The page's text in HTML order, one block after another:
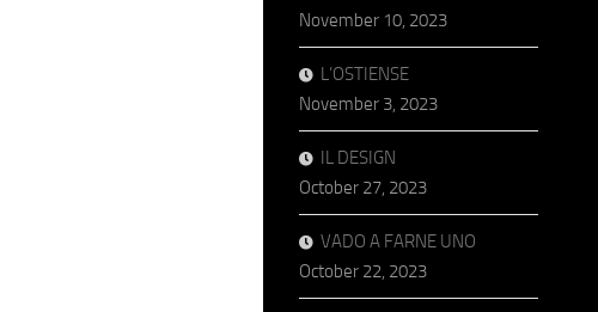
November 10, 2023
L’OSTIENSE
November 3, 2023
IL DESIGN
October 27, 2023
VADO A FARNE UNO
October 22, 2023